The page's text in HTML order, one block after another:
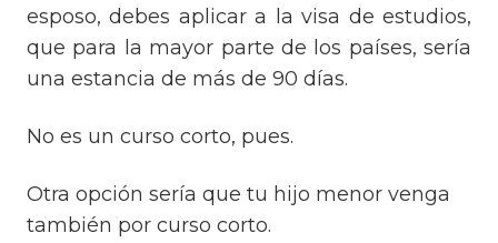
esposo, debes aplicar a la visa de estudios,
que para la mayor parte de los países, sería
una estancia de más de 90 días.
No es un curso corto, pues.
Otra opción sería que tu hijo menor venga
también por curso corto.